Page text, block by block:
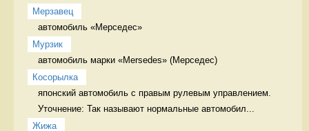
Мерзавец
автомобиль «Мерседес»
Мурзик
автомобиль марки «Mersedes» (Мерседес)
Косорылка
японский автомобиль с правым рулевым управлением.
Уточнение: Так называют нормальные автомобил...
Жижа